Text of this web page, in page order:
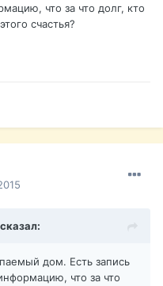
что за что долг, кто
счастья?
сказал:
дом. Есть запись
что за что